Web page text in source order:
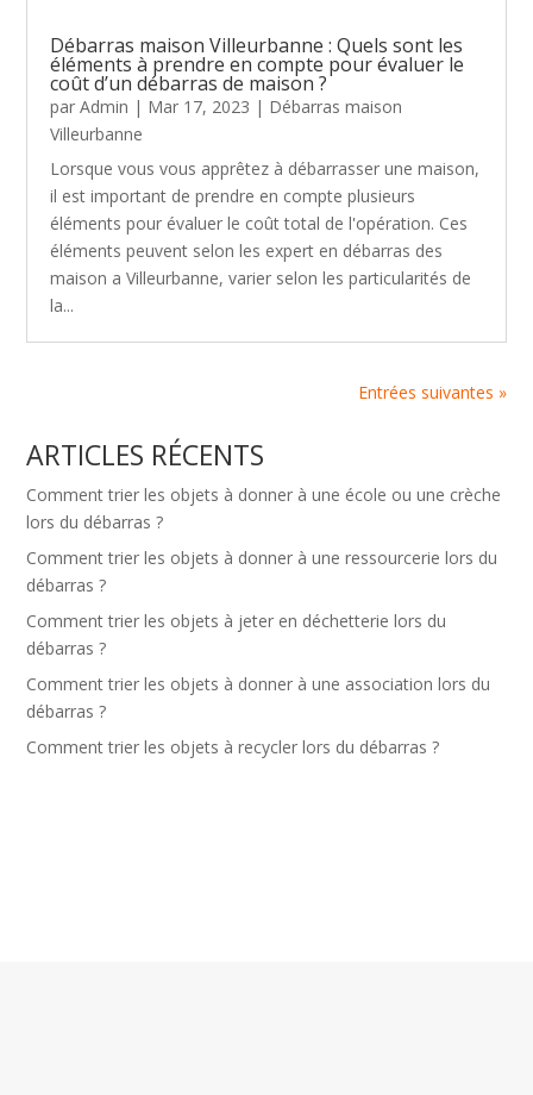
Débarras maison Villeurbanne : Quels sont les
éléments à prendre en compte pour évaluer le
coût d’un débarras de maison ?
parAdmin | Mar 17, 2023 | Débarras maison
Villeurbanne
Lorsque vous vous apprêtez à débarrasser une maison,
il est important de prendre en compte plusieurs
éléments pour évaluer le coût total de l'opération. Ces
éléments peuvent selon les expert en débarras des
maison a Villeurbanne, varier selon les particularités de
la...
Entrées suivantes »
ARTICLES RÉCENTS
Comment trier les objets à donner à une école ou une crèche
lors du débarras ?
Comment trier les objets à donner à une ressourcerie lors du
débarras ?
Comment trier les objets à jeter en déchetterie lors du
débarras ?
Comment trier les objets à donner à une association lors du
débarras ?
Comment trier les objets à recycler lors du débarras ?